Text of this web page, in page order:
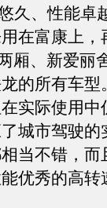
久、性能卓
在富康上，
厢、新爱丽
的所有车型
实际使用中
城市驾驶的
当不错，而
优秀的高转